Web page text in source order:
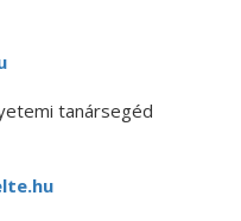
tanársegéd